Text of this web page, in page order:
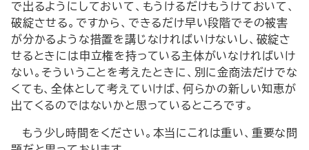
で出るようにしておいて、もうけるだけもうけておいて、
破綻させる。ですから、できるだけ早い段階でその被害
が分かるような措置を講じなければいけないし、破綻さ
せるときには申立権を持っている主体がいなければいけ
ない。そういうことを考えたときに、別に金商法だけでな
くても、全体として考えていけば、何らかの新しい知恵が
出てくるのではないかと思っているところです。
もう少し時間をください。本当にこれは重い、重要な問